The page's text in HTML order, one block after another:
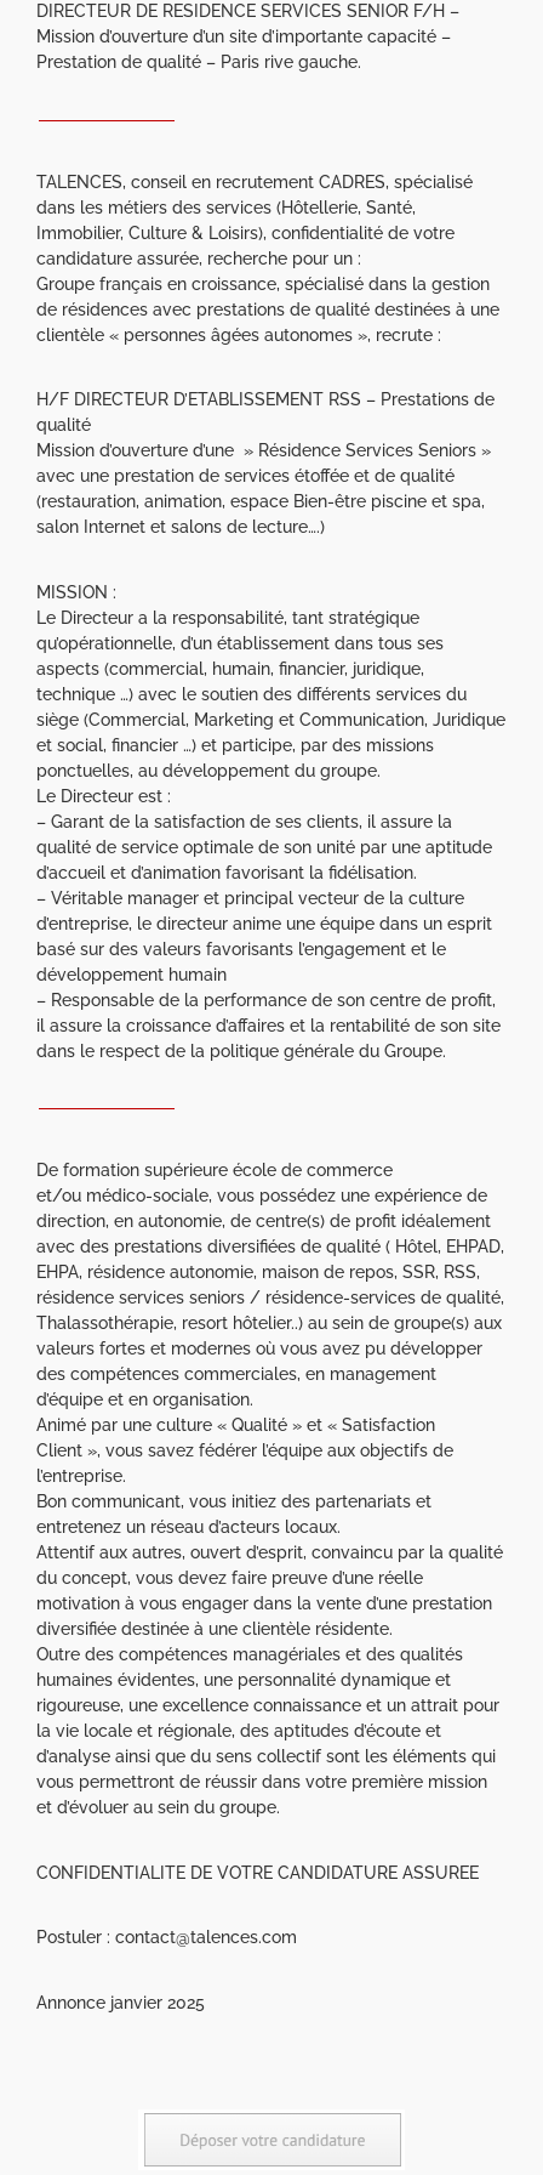
DIRECTEUR DE RESIDENCE SERVICES SENIOR F/H –
Mission d’ouverture d’un site d’importante capacité –
Prestation de qualité – Paris rive gauche.
TALENCES, conseil en recrutement CADRES, spécialisé
dans les métiers des services (Hôtellerie, Santé,
Immobilier, Culture & Loisirs), confidentialité de votre
candidature assurée, recherche pour un :
Groupe français en croissance, spécialisé dans la gestion
de résidences avec prestations de qualité destinées à une
clientèle « personnes âgées autonomes », recrute :
H/F DIRECTEUR D’ETABLISSEMENT RSS – Prestations de
qualité
Mission d’ouverture d’une » Résidence Services Seniors »
avec une prestation de services étoffée et de qualité
(restauration, animation, espace Bien-être piscine et spa,
salon Internet et salons de lecture….)
MISSION :
Le Directeur a la responsabilité, tant stratégique
qu’opérationnelle, d’un établissement dans tous ses
aspects (commercial, humain, financier, juridique,
technique …) avec le soutien des différents services du
siège (Commercial, Marketing et Communication, Juridique
et social, financier …) et participe, par des missions
ponctuelles, au développement du groupe.
Le Directeur est :
– Garant de la satisfaction de ses clients, il assure la
qualité de service optimale de son unité par une aptitude
d’accueil et d’animation favorisant la fidélisation.
– Véritable manager et principal vecteur de la culture
d’entreprise, le directeur anime une équipe dans un esprit
basé sur des valeurs favorisants l’engagement et le
développement humain
– Responsable de la performance de son centre de profit,
il assure la croissance d’affaires et la rentabilité de son site
dans le respect de la politique générale du Groupe.
De formation supérieure école de commerce
et/ou médico-sociale, vous possédez une expérience de
direction, en autonomie, de centre(s) de profit idéalement
avec des prestations diversifiées de qualité ( Hôtel, EHPAD,
EHPA, résidence autonomie, maison de repos, SSR, RSS,
résidence services seniors / résidence-services de qualité,
Thalassothérapie, resort hôtelier..) au sein de groupe(s) aux
valeurs fortes et modernes où vous avez pu développer
des compétences commerciales, en management
d’équipe et en organisation.
Animé par une culture « Qualité » et « Satisfaction
Client », vous savez fédérer l’équipe aux objectifs de
l’entreprise.
Bon communicant, vous initiez des partenariats et
entretenez un réseau d’acteurs locaux.
Attentif aux autres, ouvert d’esprit, convaincu par la qualité
du concept, vous devez faire preuve d’une réelle
motivation à vous engager dans la vente d’une prestation
diversifiée destinée à une clientèle résidente.
Outre des compétences managériales et des qualités
humaines évidentes, une personnalité dynamique et
rigoureuse, une excellence connaissance et un attrait pour
la vie locale et régionale, des aptitudes d’écoute et
d’analyse ainsi que du sens collectif sont les éléments qui
vous permettront de réussir dans votre première mission
et d’évoluer au sein du groupe.
CONFIDENTIALITE DE VOTRE CANDIDATURE ASSUREE
Postuler : contact@talences.com
Annonce janvier 2025